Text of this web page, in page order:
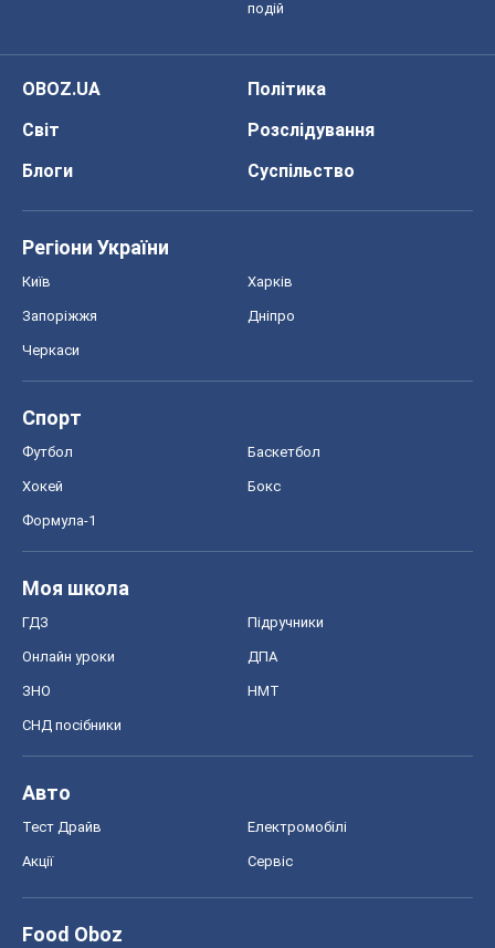
подій
OBOZ.UA
Політика
Світ
Розслідування
Блоги
Суспільство
Регіони України
Київ Харків
Запоріжжя Дніпро
Черкаси
Спорт
Футбол Баскетбол
Хокей Бокс
Формула-1
Моя школа
ГДЗ Підручники
Онлайн уроки ДПА
ЗНО НМТ
СНД посібники
Авто
Тест Драйв Електромобілі
Акції Сервіс
Food Oboz